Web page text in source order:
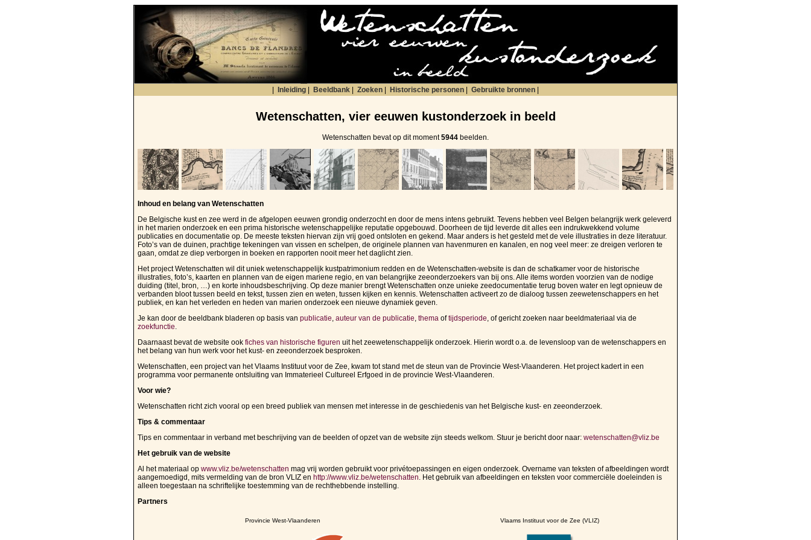
Inleiding Beeldbank Zoeken Historische personen Gebruikte bronnen
Wetenschatten, vier eeuwen kustonderzoek in beeld
Wetenschatten bevat op dit moment5944 beelden.
Inhoud en belang van Wetenschatten
De Belgische kust en zee werd in de afgelopen eeuwen grondig onderzocht en door de mens intens gebruikt. Tevens hebben veel Belgen belangrijk werk geleverd
in het marien onderzoek en een prima historische wetenschappelijke reputatie opgebouwd. Doorheen de tijd leverde dit alles een indrukwekkend volume
publicaties en documentatie op. De meeste teksten hiervan zijn vrij goed ontsloten en gekend. Maar anders is het gesteld met de vele illustraties in deze literatuur.
Foto’s van de duinen, prachtige tekeningen van vissen en schelpen, de originele plannen van havenmuren en kanalen, en nog veel meer: ze dreigen verloren te
gaan, omdat ze diep verborgen in boeken en rapporten nooit meer het daglicht zien.
Het project Wetenschatten wil dit uniek wetenschappelijk kustpatrimonium redden en de Wetenschatten-website is dan de schatkamer voor de historische
illustraties, foto’s, kaarten en plannen van de eigen mariene regio, en van belangrijke zeeonderzoekers van bij ons. Alle items worden voorzien van de nodige
duiding (titel, bron, …) en korte inhoudsbeschrijving. Op deze manier brengt Wetenschatten onze unieke zeedocumentatie terug boven water en legt opnieuw de
verbanden bloot tussen beeld en tekst, tussen zien en weten, tussen kijken en kennis. Wetenschatten activeert zo de dialoog tussen zeewetenschappers en het
publiek, en kan het verleden en heden van marien onderzoek een nieuwe dynamiek geven.
Je kan door de beeldbank bladeren op basis van publicatie, auteur van de publicatie, thema oftijdsperiode, of gericht zoeken naar beeldmateriaal via de
zoekfunctie.
Daarnaast bevat de website ook fiches van historische figuren uit het zeewetenschappelijk onderzoek. Hierin wordt o.a. de levensloop van de wetenschappers en
het belang van hun werk voor het kust- en zeeonderzoek besproken.
Wetenschatten, een project van het Vlaams Instituut voor de Zee, kwam tot stand met de steun van de Provincie West-Vlaanderen. Het project kadert in een
programma voor permanente ontsluiting van Immaterieel Cultureel Erfgoed in de provincie West-Vlaanderen.
Voor wie?
Wetenschatten richt zich vooral op een breed publiek van mensen met interesse in de geschiedenis van het Belgische kust- en zeeonderzoek.
Tips & commentaar
Tips en commentaar in verband met beschrijving van de beelden of opzet van de website zijn steeds welkom. Stuur je bericht door naar: wetenschatten@vliz.be
Het gebruik van de website
Al het materiaal op www.vliz.be/wetenschatten mag vrij worden gebruikt voor privétoepassingen en eigen onderzoek. Overname van teksten of afbeeldingen wordt
aangemoedigd, mits vermelding van de bron VLIZ en http://www.vliz.be/wetenschatten. Het gebruik van afbeeldingen en teksten voor commerciële doeleinden is
alleen toegestaan na schriftelijke toestemming van de rechthebbende instelling.
Partners
Provincie West-Vlaanderen Vlaams Instituut voor de Zee (VLIZ)